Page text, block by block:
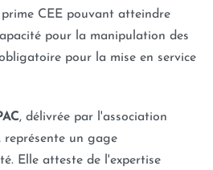
CEE pouvant atteindre
pour la manipulation des
pour la mise en service
, délivrée par l'association
représente un gage
Elle atteste de l'expertise